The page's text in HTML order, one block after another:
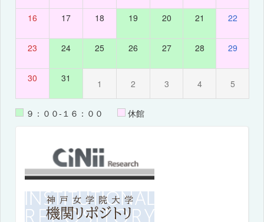
16 17 18 19 20 21 22
23 24 25 26 27 28 29
30 31 1 2 3 4 5
９：００-１６：００ 休館